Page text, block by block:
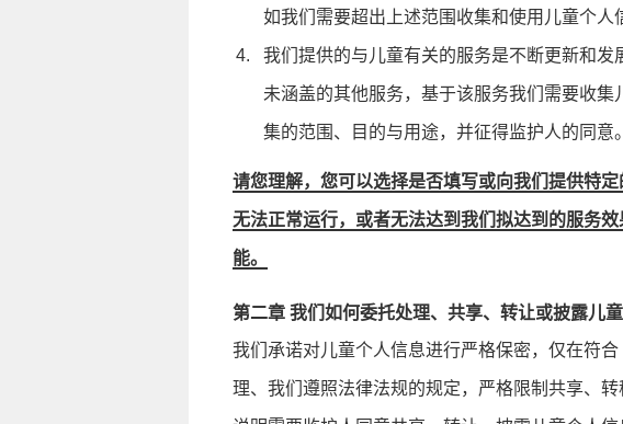
如我们需要超出上述范围收集和使用儿童个人
我们提供的与儿童有关的服务是不断更新和
未涵盖的其他服务，基于该服务我们需要收
集的范围、目的与用途，并征得监护人的同意。
请您理解，您可以选择是否填写或向我们提供特
无法正常运行，或者无法达到我们拟达到的服务
能。
第二章 我们如何委托处理、共享、转让或披露儿
我们承诺对儿童个人信息进行严格保密，仅在符合
理、我们遵照法律法规的规定，严格限制共享、